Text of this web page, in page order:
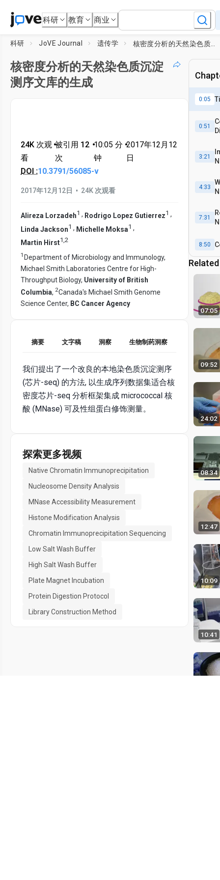
科研 教育 商业
科研 JoVE Journal 遗传学
核密度分析的天然染色质沉淀
测序文库的生成
24K 次观
看
•被引用 12
次
•10:05 分
钟
•2017年12月12
日
DOI :10.3791/56085-v
2017年12月12日 • 24K 次观看
Alireza Lorzadeh1 , Rodrigo Lopez Gutierrez1 ,
Linda Jackson1 , Michelle Moksa1 ,
Martin Hirst1,2
1 Department of Microbiology and Immunology,
Michael Smith Laboratories Centre for High-
Throughput Biology, University of British
Columbia, 2Canada's Michael Smith Genome
Science Center, BC Cancer Agency
摘要 文字稿 洞察 生物制药洞察
我们提出了一个改良的本地染色质沉淀测序
(芯片-seq) 的方法, 以生成序列数据集适合核
密度芯片-seq 分析框架集成 micrococcal 核
酸 (MNase) 可及性组蛋白修饰测量。
探索更多视频
Native Chromatin Immunoprecipitation
Nucleosome Density Analysis
MNase Accessibility Measurement
Histone Modification Analysis
Chromatin Immunoprecipitation Sequencing
Low Salt Wash Buffer
High Salt Wash Buffer
Plate Magnet Incubation
Protein Digestion Protocol
Library Construction Method
0:05
0:51
3:21
4:33
7:31
8:50
07:05
09:52
24:02
08:34
12:47
10:09
10:41